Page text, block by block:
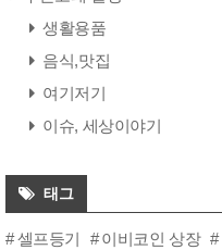
생활용품
음식,맛집
여기저기
이슈, 세상이야기
태그
셀프등기 이비코인 상장